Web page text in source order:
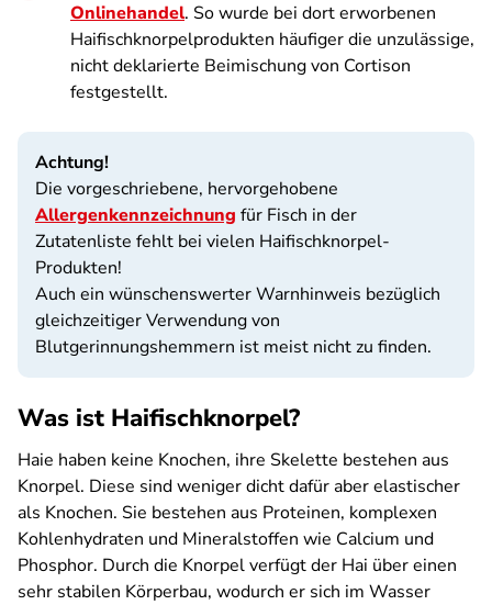
Onlinehandel. So wurde bei dort erworbenen
Haifischknorpelprodukten häufiger die unzulässige,
nicht deklarierte Beimischung von Cortison
festgestellt.
Achtung!
Die vorgeschriebene, hervorgehobene
Allergenkennzeichnung für Fisch in der
Zutatenliste fehlt bei vielen Haifischknorpel-
Produkten!
Auch ein wünschenswerter Warnhinweis bezüglich
gleichzeitiger Verwendung von
Blutgerinnungshemmern ist meist nicht zu finden.
Was ist Haifischknorpel?
Haie haben keine Knochen, ihre Skelette bestehen aus
Knorpel. Diese sind weniger dicht dafür aber elastischer
als Knochen. Sie bestehen aus Proteinen, komplexen
Kohlenhydraten und Mineralstoffen wie Calcium und
Phosphor. Durch die Knorpel verfügt der Hai über einen
sehr stabilen Körperbau, wodurch er sich im Wasser